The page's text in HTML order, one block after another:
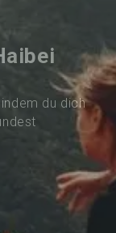
indem du dich